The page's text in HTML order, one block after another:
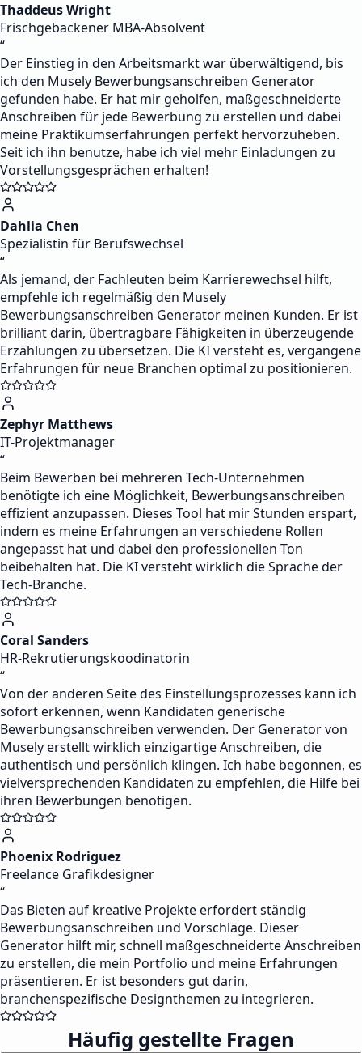
Thaddeus Wright
Frischgebackener MBA-Absolvent
“
Der Einstieg in den Arbeitsmarkt war überwältigend, bis
ich den Musely Bewerbungsanschreiben Generator
gefunden habe. Er hat mir geholfen, maßgeschneiderte
Anschreiben für jede Bewerbung zu erstellen und dabei
meine Praktikumserfahrungen perfekt hervorzuheben.
Seit ich ihn benutze, habe ich viel mehr Einladungen zu
Vorstellungsgesprächen erhalten!
Dahlia Chen
Spezialistin für Berufswechsel
“
Als jemand, der Fachleuten beim Karrierewechsel hilft,
empfehle ich regelmäßig den Musely
Bewerbungsanschreiben Generator meinen Kunden. Er ist
brilliant darin, übertragbare Fähigkeiten in überzeugende
Erzählungen zu übersetzen. Die KI versteht es, vergangene
Erfahrungen für neue Branchen optimal zu positionieren.
Zephyr Matthews
IT-Projektmanager
“
Beim Bewerben bei mehreren Tech-Unternehmen
benötigte ich eine Möglichkeit, Bewerbungsanschreiben
effizient anzupassen. Dieses Tool hat mir Stunden erspart,
indem es meine Erfahrungen an verschiedene Rollen
angepasst hat und dabei den professionellen Ton
beibehalten hat. Die KI versteht wirklich die Sprache der
Tech-Branche.
Coral Sanders
HR-Rekrutierungskoodinatorin
“
Von der anderen Seite des Einstellungsprozesses kann ich
sofort erkennen, wenn Kandidaten generische
Bewerbungsanschreiben verwenden. Der Generator von
Musely erstellt wirklich einzigartige Anschreiben, die
authentisch und persönlich klingen. Ich habe begonnen, es
vielversprechenden Kandidaten zu empfehlen, die Hilfe bei
ihren Bewerbungen benötigen.
Phoenix Rodriguez
Freelance Grafikdesigner
“
Das Bieten auf kreative Projekte erfordert ständig
Bewerbungsanschreiben und Vorschläge. Dieser
Generator hilft mir, schnell maßgeschneiderte Anschreiben
zu erstellen, die mein Portfolio und meine Erfahrungen
präsentieren. Er ist besonders gut darin,
branchenspezifische Designthemen zu integrieren.
Häufig gestellte Fragen